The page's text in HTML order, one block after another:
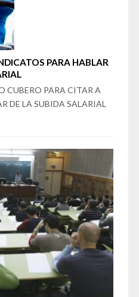
PARA HABLAR
CUBERO PARA CITAR A
DE LA SUBIDA SALARIAL